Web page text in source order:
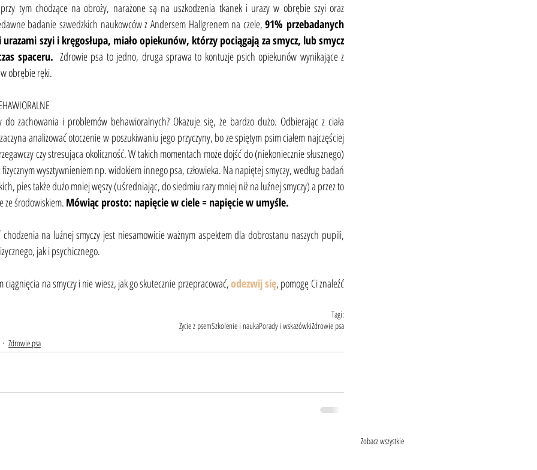
tym chodzące na obroży, narażone są na uszkodzenia tkanek i urazy w obrębie szyi oraz
badanie szwedzkich naukowców z Andersem Hallgrenem na czele, 91% przebadanych
szyi i kręgosłupa, miało opiekunów, którzy pociągają za smycz, lub smycz
spaceru.
  Zdrowie psa to jedno, druga sprawa to kontuzje psich opiekunów wynikające z
obrębie ręki.
do zachowania i problemów behawioralnych? Okazuje się, że bardzo dużo. Odbierając z ciała
analizować otoczenie w poszukiwaniu jego przyczyny, bo ze spiętym psim ciałem najczęściej
czy stresująca okoliczność. W takich momentach może dojść do (niekoniecznie słusznego)
wysztywnieniem np. widokiem innego psa, człowieka. Na napiętej smyczy, według badań
pies także dużo mniej węszy (uśredniając, do siedmiu razy mniej niż na luźnej smyczy) a przez to
ze środowiskiem. Mówiąc prosto: napięcie w ciele = napięcie w umyśle.
chodzenia na luźnej smyczy jest niesamowicie ważnym aspektem dla dobrostanu naszych pupili,
jak i psychicznego.
ciągnięcia na smyczy i nie wiesz, jak go skutecznie przepracować, odezwij się, pomogę Ci znaleźć
Tagi:
Życie z psemSzkolenie i naukaPorady i wskazówkiZdrowie psa
Zdrowie psa
Zobacz wszystkie